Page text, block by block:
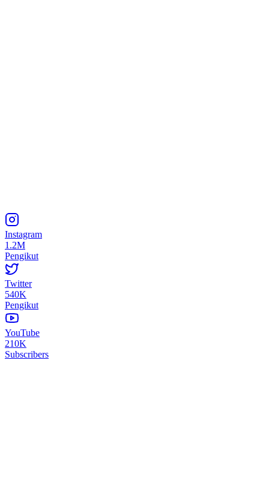
Instagram
1.2M
Pengikut
Twitter
540K
Pengikut
YouTube
210K
Subscribers